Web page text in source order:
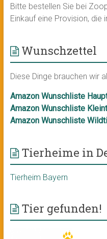
Bitte bestellen Sie bei
Einkauf eine Provision, die
Wunschzettel
Diese Dinge brauchen wir
Amazon Wunschliste
Amazon Wunschliste
Amazon Wunschliste
Tierheime in
Tierheim Bayern
Tier gefunden!